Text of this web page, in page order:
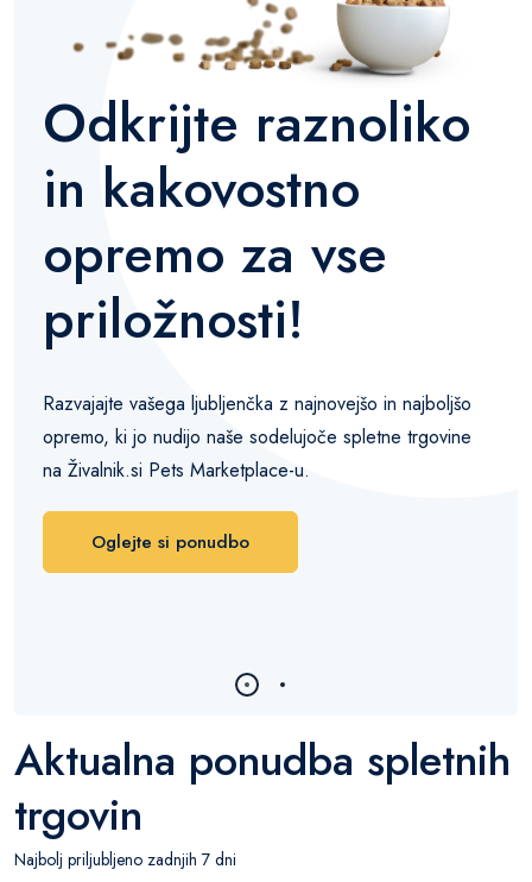
Odkrijte raznoliko
in kakovostno
opremo za vse
priložnosti!
Razvajajte vašega ljubljenčka z najnovejšo in najboljšo
opremo, ki jo nudijo naše sodelujoče spletne trgovine
na Živalnik.si Pets Marketplace-u.
Oglejte si ponudbo
Aktualna ponudba spletnih
trgovin
Najbolj priljubljeno zadnjih 7 dni